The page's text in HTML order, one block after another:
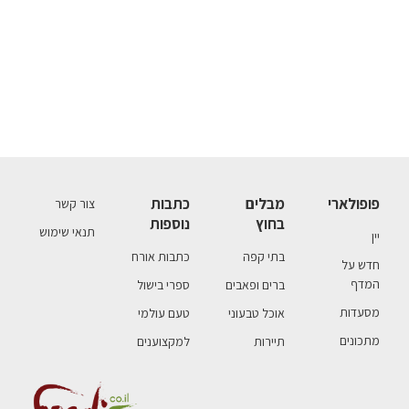
פופולארי
יין
חדש על
המדף
מסעדות
מתכונים
מבלים
בחוץ
בתי קפה
ברים ופאבים
אוכל טבעוני
תיירות
כתבות
נוספות
כתבות אורח
ספרי בישול
טעם עולמי
למקצוענים
צור קשר
תנאי שימוש